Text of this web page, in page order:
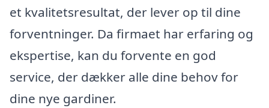
et kvalitetsresultat, der lever op til dine
forventninger. Da firmaet har erfaring og
ekspertise, kan du forvente en god
service, der dækker alle dine behov for
dine nye gardiner.